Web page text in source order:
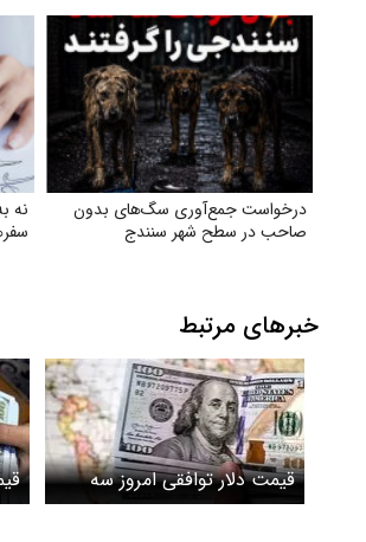
درخواست جمع‌آوری سگ‌های بدون
صاحب در سطح شهر سنندج
نه
خبرهای مرتبط
قیمت دلار توافقی امروز سه
شنبه ۲۶ خرداد ۱۴۰۵
۲۴ خرداد ۱۴۰۵ اعلام شد